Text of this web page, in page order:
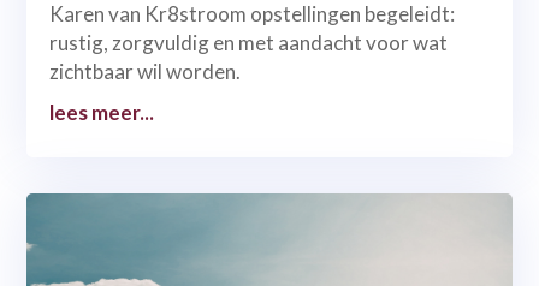
Karen van Kr8stroom opstellingen begeleidt:
rustig, zorgvuldig en met aandacht voor wat
zichtbaar wil worden.
lees meer...